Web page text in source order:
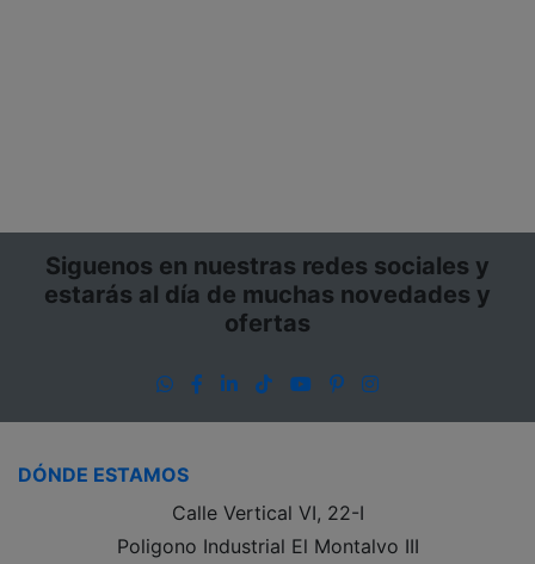
Siguenos en nuestras redes sociales y
estarás al día de muchas novedades y
ofertas
WhatsApp
Facebook
LinkedIn
TikTokYouTube
PinterestInstagram
DÓNDE ESTAMOS
Calle Vertical VI, 22-I
Poligono Industrial El Montalvo III